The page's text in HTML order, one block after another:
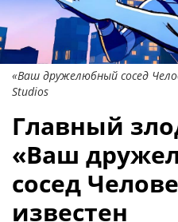
«Ваш дружелюбный сосед
Studios
Главный
«Ваш
сосед
известен